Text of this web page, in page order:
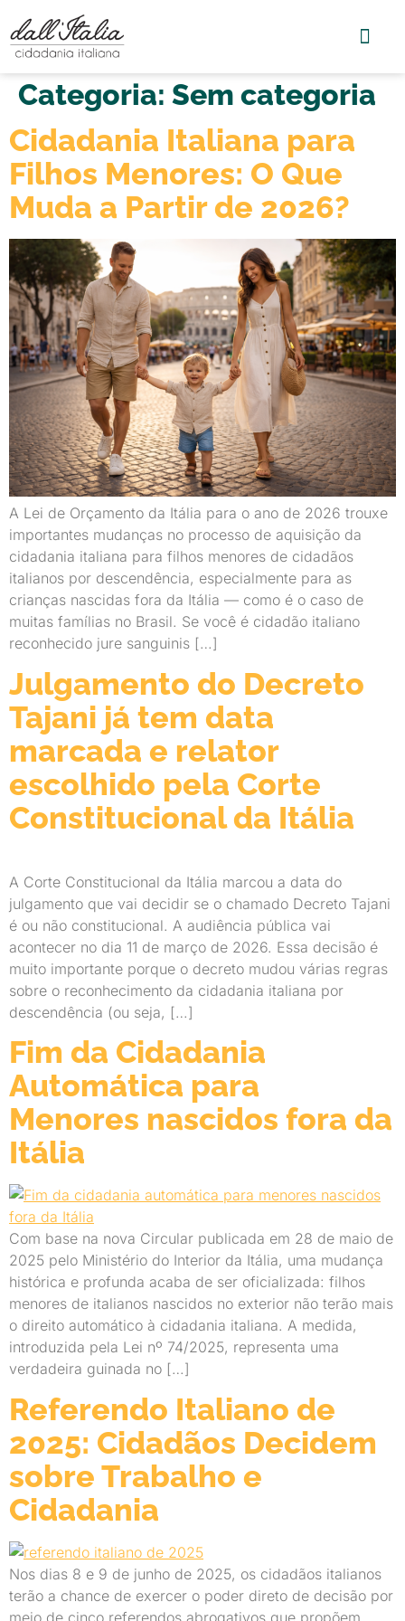
Categoria: Sem categoria
Cidadania Italiana para
Filhos Menores: O Que
Muda a Partir de 2026?
A Lei de Orçamento da Itália para o ano de 2026 trouxe
importantes mudanças no processo de aquisição da
cidadania italiana para filhos menores de cidadãos
italianos por descendência, especialmente para as
crianças nascidas fora da Itália — como é o caso de
muitas famílias no Brasil. Se você é cidadão italiano
reconhecido jure sanguinis […]
Julgamento do Decreto
Tajani já tem data
marcada e relator
escolhido pela Corte
Constitucional da Itália
A Corte Constitucional da Itália marcou a data do
julgamento que vai decidir se o chamado Decreto Tajani
é ou não constitucional. A audiência pública vai
acontecer no dia 11 de março de 2026. Essa decisão é
muito importante porque o decreto mudou várias regras
sobre o reconhecimento da cidadania italiana por
descendência (ou seja, […]
Fim da Cidadania
Automática para
Menores nascidos fora da
Itália
Com base na nova Circular publicada em 28 de maio de
2025 pelo Ministério do Interior da Itália, uma mudança
histórica e profunda acaba de ser oficializada: filhos
menores de italianos nascidos no exterior não terão mais
o direito automático à cidadania italiana. A medida,
introduzida pela Lei nº 74/2025, representa uma
verdadeira guinada no […]
Referendo Italiano de
2025: Cidadãos Decidem
sobre Trabalho e
Cidadania
Nos dias 8 e 9 de junho de 2025, os cidadãos italianos
terão a chance de exercer o poder direto de decisão por
meio de cinco referendos abrogativos que propõem